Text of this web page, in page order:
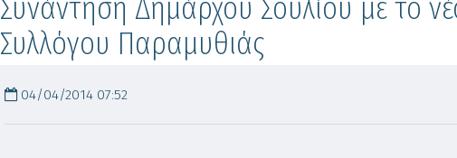
Συνάντηση Δημάρχου Σουλίου με το
Συλλόγου Παραμυθιάς
04/04/2014 07:52